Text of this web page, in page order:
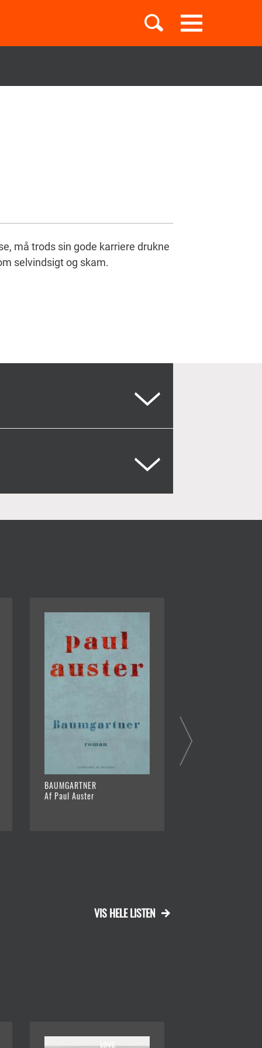
Toggle
navigation
Børnebøger
Temaer
må trods sin gode karriere drukne
selvindsigt og skam.
BAUMGARTNER
Af Paul Auster
VIS HELE LISTEN